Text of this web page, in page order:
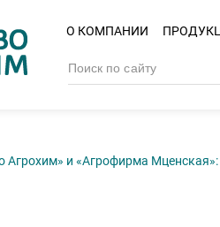
О КОМПАНИИ
Агрохим» и «Агрофирма Мценская»: